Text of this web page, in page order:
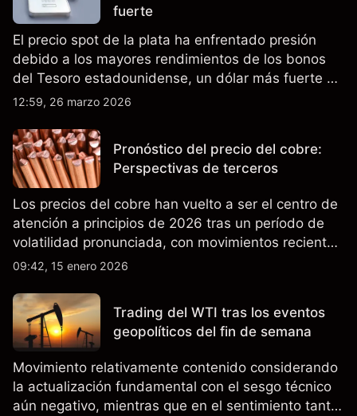
fuerte
El precio spot de la plata ha enfrentado presión
debido a los mayores rendimientos de los bonos
del Tesoro estadounidense, un dólar más fuerte y
una demanda industrial más débil que han pesado
pasado no es un indicador fiable de resultados
futuros.
12:59, 26 marzo 2026
Pronóstico del precio del cobre:
Perspectivas de terceros
Los precios del cobre han vuelto a ser el centro de
atención a principios de 2026 tras un período de
volatilidad pronunciada, con movimientos recientes
que sitúan al metal cerca de niveles no vistos
09:42, 15 enero 2026
Trading del WTI tras los eventos
geopolíticos del fin de semana
Movimiento relativamente contenido considerando
la actualización fundamental con el sesgo técnico
aún negativo, mientras que en el sentimiento tanto